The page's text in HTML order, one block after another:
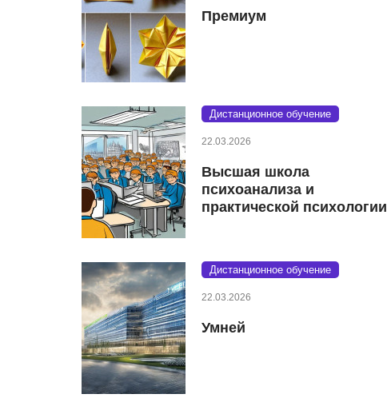
Премиум
Дистанционное обучение
22.03.2026
Высшая школа
психоанализа и
практической психологии
Дистанционное обучение
22.03.2026
Умней